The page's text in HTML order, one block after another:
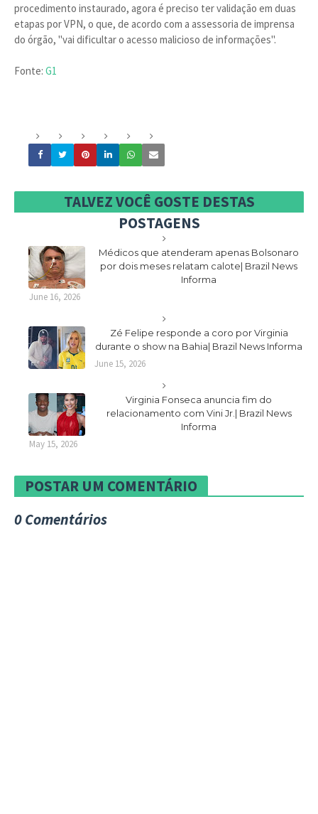
procedimento instaurado, agora é preciso ter validação em duas
etapas por VPN, o que, de acordo com a assessoria de imprensa
do órgão, "vai dificultar o acesso malicioso de informações".
Fonte: G1
TALVEZ VOCÊ GOSTE DESTAS
POSTAGENS
Médicos que atenderam apenas Bolsonaro
por dois meses relatam calote| Brazil News
Informa
June 16, 2026
Zé Felipe responde a coro por Virginia
durante o show na Bahia| Brazil News Informa
June 15, 2026
Virginia Fonseca anuncia fim do
relacionamento com Vini Jr.| Brazil News
Informa
May 15, 2026
POSTAR UM COMENTÁRIO
0 Comentários